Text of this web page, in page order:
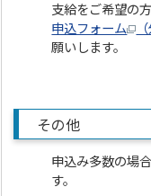
支給をご希望の
申込フォーム
願いします。
その他
申込み多数の場
す。